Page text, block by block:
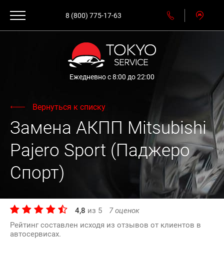
8 (800) 775-17-63
Ежедневно с 8:00 до 22:00
Вернуться к списку
Замена АКПП Mitsubishi
Pajero Sport (Паджеро
Спорт)
4,8 из 5 7оценок
Рейтинг составлен исходя из отзывов от клиентов в
автосервисах.